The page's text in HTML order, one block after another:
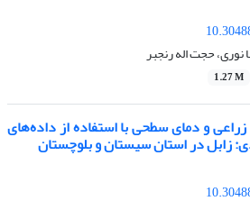
نوری، حجت اله رنجبر
1.27 M
زراعی و دمای سطحی با استفاده از داده‌های
زابل در استان سیستان و بلوچستان